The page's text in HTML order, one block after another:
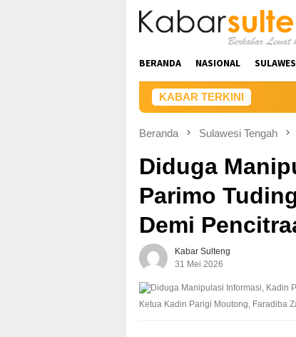
BERANDA NASIONAL
KABAR TERKINI
Beranda Sulawesi Tengah
Diduga
Parimo
Demi
Kabar Sulteng
31 Mei 2026
Ketua Kadin Parigi Moutong, Faradiba